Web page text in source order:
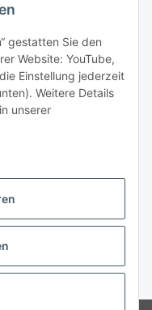
gestatten Sie den
Website: YouTube,
Einstellung jederzeit
Weitere Details
unserer